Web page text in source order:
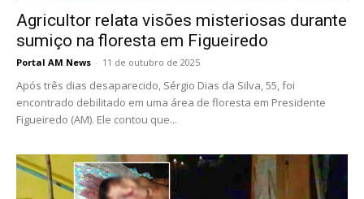
Agricultor relata visões misteriosas durante
sumiço na floresta em Figueiredo
Portal AM News - 11 de outubro de 2025
Após três dias desaparecido, Sérgio Dias da Silva, 55, foi
encontrado debilitado em uma área de floresta em Presidente
Figueiredo (AM). Ele contou que...